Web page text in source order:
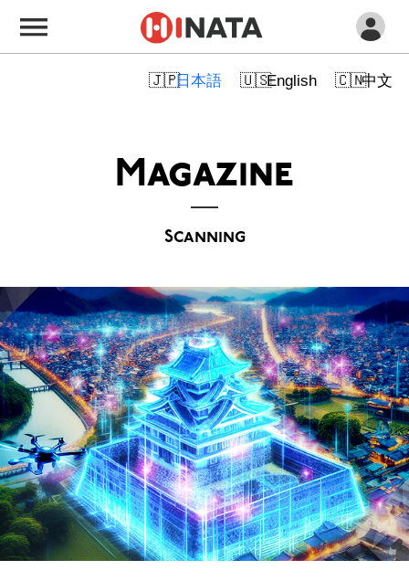
English
日本語 中文
Magazine
Scanning